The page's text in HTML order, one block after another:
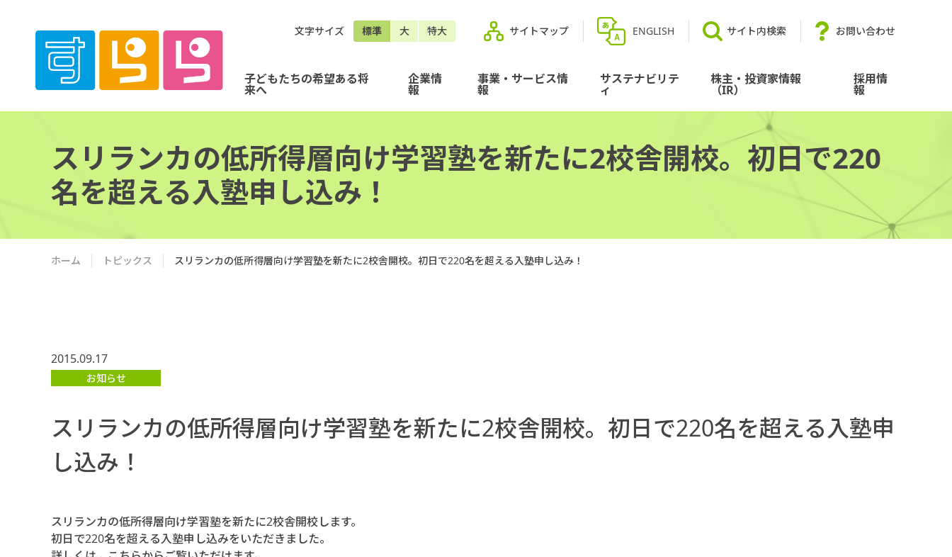
文字サイズ 標準 大 特大 サイトマップ ENGLISH サイト内検索 お問い合わせ
子どもたちの希望ある将
来へ
企業情
報
事業・サービス情
報
サステナビリテ
ィ
株主・投資家情報
（IR）
採用情
報
スリランカの低所得層向け学習塾を新たに2校舎開校。初日で220
名を超える入塾申し込み！
ホーム トピックス スリランカの低所得層向け学習塾を新たに2校舎開校。初日で220名を超える入塾申し込み！
2015.09.17
お知らせ
スリランカの低所得層向け学習塾を新たに2校舎開校。初日で220名を超える入塾申
し込み！
スリランカの低所得層向け学習塾を新たに2校舎開校します。
初日で220名を超える入塾申し込みをいただきました。